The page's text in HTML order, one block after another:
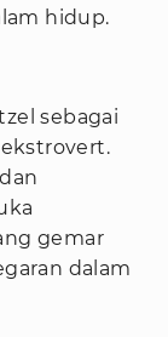
hidup.
sebagai
gemar
dalam